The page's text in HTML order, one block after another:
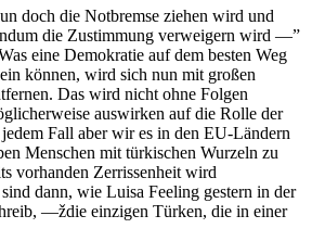
doch die Notbremse ziehen wird und
die Zustimmung verweigern wird —”
eine Demokratie auf dem besten Weg
können, wird sich nun mit großen
Das wird nicht ohne Folgen
auswirken auf die Rolle der
Fall aber wir es in den EU-Ländern
Menschen mit türkischen Wurzeln zu
vorhanden Zerrissenheit wird
dann, wie Luisa Feeling gestern in der
—ždie einzigen Türken, die in einer